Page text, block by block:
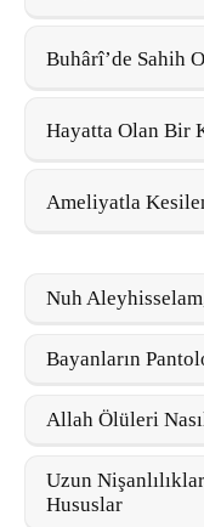
Buhârî’de Sahih
Hayatta Olan Bir
Ameliyatla
Nuh
Bayanların
Allah Ölüleri
Uzun
Hususlar